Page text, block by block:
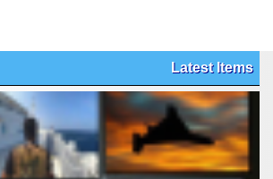
Latest Items